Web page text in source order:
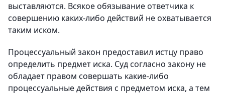
выставляются. Всякое обязывание ответчика к
совершению каких-либо действий не охватывается
таким иском.
Процессуальный закон предоставил истцу право
определить предмет иска. Суд согласно закону не
обладает правом совершать какие-либо
процессуальные действия с предметом иска, а тем